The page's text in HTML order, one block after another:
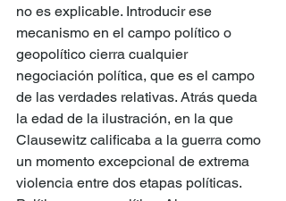
no es explicable. Introducir ese
mecanismo en el campo político o
geopolítico cierra cualquier
negociación política, que es el campo
de las verdades relativas. Atrás queda
la edad de la ilustración, en la que
Clausewitz calificaba a la guerra como
un momento excepcional de extrema
violencia entre dos etapas políticas.